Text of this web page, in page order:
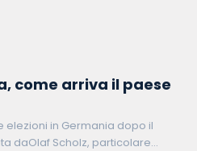
come arriva il paese
elezioni in Germania dopo il
daOlaf Scholz, particolare